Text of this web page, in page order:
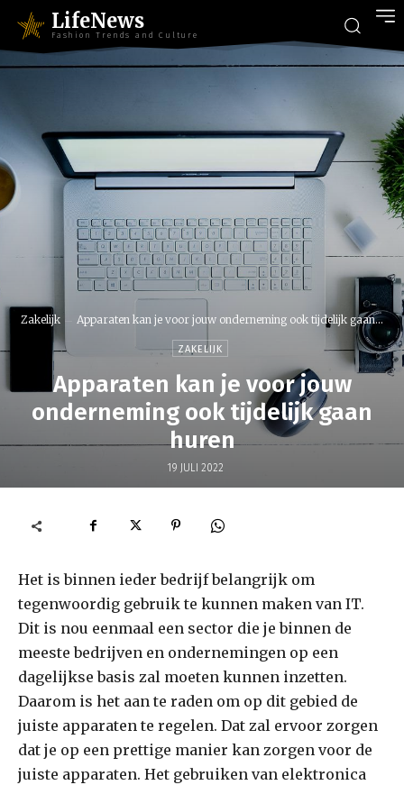
LifeNews
Fashion Trends and Culture
Zakelijk Apparaten kan je voor jouw onderneming ook tijdelijk gaan...
ZAKELIJK
Apparaten kan je voor jouw
onderneming ook tijdelijk gaan
huren
19 JULI 2022
Het is binnen ieder bedrijf belangrijk om
tegenwoordig gebruik te kunnen maken van IT.
Dit is nou eenmaal een sector die je binnen de
meeste bedrijven en ondernemingen op een
dagelijkse basis zal moeten kunnen inzetten.
Daarom is het aan te raden om op dit gebied de
juiste apparaten te regelen. Dat zal ervoor zorgen
dat je op een prettige manier kan zorgen voor de
juiste apparaten. Het gebruiken van elektronica